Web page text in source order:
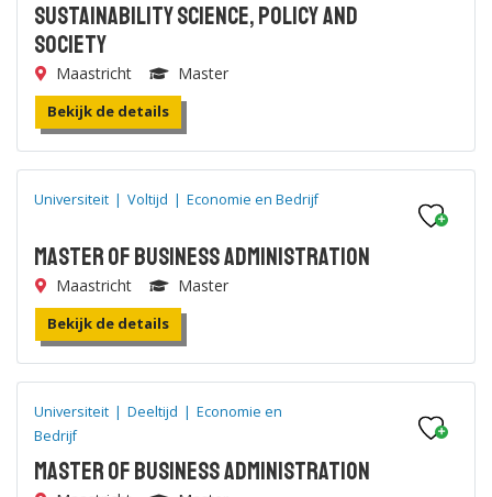
Sustainability Science, Policy and
Society
Maastricht Master
Bekijk de details
Universiteit | Voltijd | Economie en Bedrijf
Master of Business Administration
Maastricht Master
Bekijk de details
Universiteit | Deeltijd | Economie en
Bedrijf
Master of Business Administration